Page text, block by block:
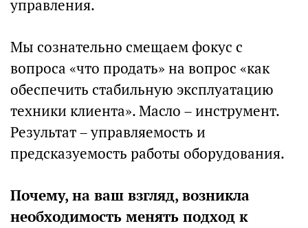
управления.
Мы сознательно смещаем фокус с
вопроса «что продать» на вопрос «как
обеспечить стабильную эксплуатацию
техники клиента». Масло – инструмент.
Результат – управляемость и
предсказуемость работы оборудования.
Почему, на ваш взгляд, возникла
необходимость менять подход к